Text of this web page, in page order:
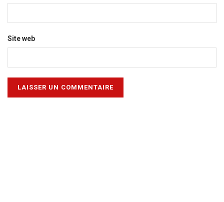
Site web